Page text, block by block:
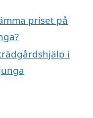
priset på
i